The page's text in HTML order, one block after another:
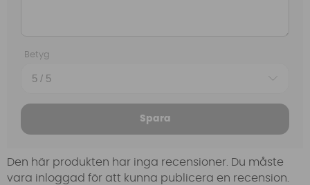
Betyg
Spara
Den här produkten har inga recensioner. Du måste
vara inloggad för att kunna publicera en recension.